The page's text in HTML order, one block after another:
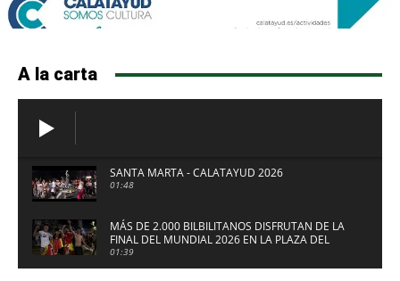
A la carta
SANTA MARTA - CALATAYUD 2026
01:48
MÁS DE 2.000 BILBILITANOS DISFRUTAN DE LA
FINAL DEL MUNDIAL 2026 EN LA PLAZA DEL
FUERTE DE CALATAYUD
01:39